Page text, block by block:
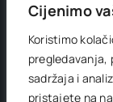
Cijenimo
Koristimo
pregledavanja,
sadržaja i
pristajete na
Info brojevi